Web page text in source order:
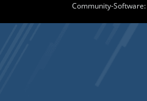
Community-Software: